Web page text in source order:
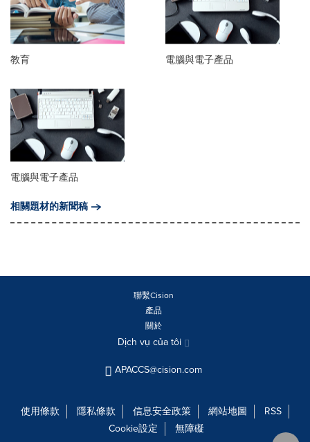
教育 電腦與電子產品
電腦與電子產品
相關題材的新聞稿
聯繫Cision
產品
關於
Dịch vụ của tôi
APACCS@cision.com
使用條款 隱私條款 信息安全政策 網站地圖
RSS
Cookie設定
無障礙